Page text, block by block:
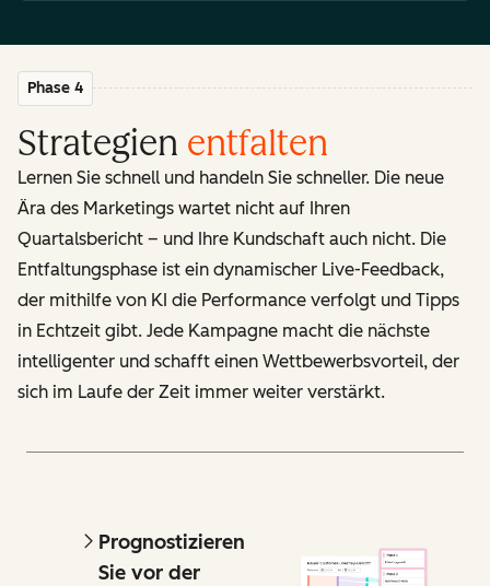
Phase 4
Strategien entfalten
Lernen Sie schnell und handeln Sie schneller. Die neue
Ära des Marketings wartet nicht auf Ihren
Quartalsbericht – und Ihre Kundschaft auch nicht. Die
Entfaltungsphase ist ein dynamischer Live-Feedback,
der mithilfe von KI die Performance verfolgt und Tipps
in Echtzeit gibt. Jede Kampagne macht die nächste
intelligenter und schafft einen Wettbewerbsvorteil, der
sich im Laufe der Zeit immer weiter verstärkt.
Prognostizieren
Sie vor der